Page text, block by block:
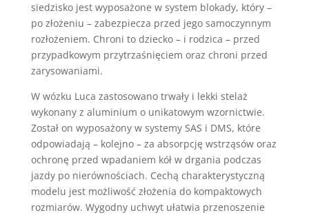
siedzisko jest wyposażone w system blokady, który –
po złożeniu – zabezpiecza przed jego samoczynnym
rozłożeniem. Chroni to dziecko – i rodzica – przed
przypadkowym przytrzaśnięciem oraz chroni przed
zarysowaniami.
W wózku Luca zastosowano trwały i lekki stelaż
wykonany z aluminium o unikatowym wzornictwie.
Został on wyposażony w systemy SAS i DMS, które
odpowiadają – kolejno – za absorpcję wstrząsów oraz
ochronę przed wpadaniem kół w drgania podczas
jazdy po nierównościach. Cechą charakterystyczną
modelu jest możliwość złożenia do kompaktowych
rozmiarów. Wygodny uchwyt ułatwia przenoszenie